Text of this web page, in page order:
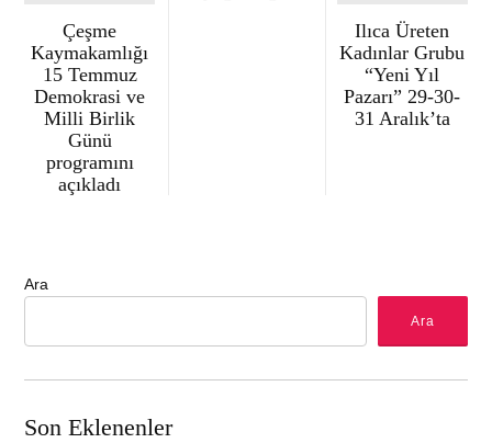
Çeşme
Kaymakamlığı
15 Temmuz
Demokrasi ve
Milli Birlik
Günü
programını
açıkladı
Ilıca Üreten
Kadınlar Grubu
“Yeni Yıl
Pazarı” 29-30-
31 Aralık’ta
Ara
Ara
Son Eklenenler